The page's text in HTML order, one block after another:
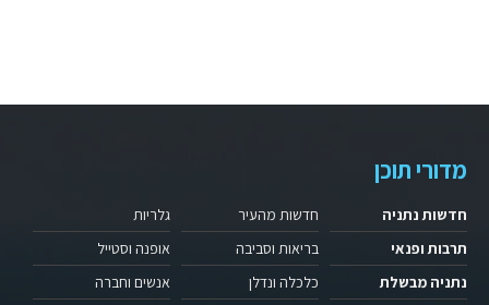
מדורי תוכן
חדשות נתניה
תרבות ופנאי
נתניה מבשלת
חדשות מהעיר
בריאות וסביבה
כלכלה ונדלן
גלריות
אופנה וסטייל
אנשים וחברה